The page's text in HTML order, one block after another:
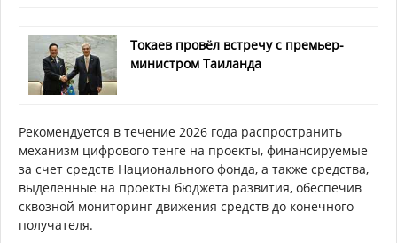
Токаев провёл встречу с премьер-
министром Таиланда
Рекомендуется в течение 2026 года распространить
механизм цифрового тенге на проекты, финансируемые
за счет средств Национального фонда, а также средства,
выделенные на проекты бюджета развития, обеспечив
сквозной мониторинг движения средств до конечного
получателя.